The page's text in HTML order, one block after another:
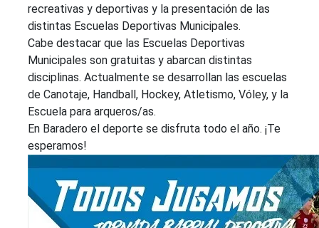
recreativas y deportivas y la presentación de las
distintas Escuelas Deportivas Municipales.
Cabe destacar que las Escuelas Deportivas
Municipales son gratuitas y abarcan distintas
disciplinas. Actualmente se desarrollan las escuelas
de Canotaje, Handball, Hockey, Atletismo, Vóley, y la
Escuela para arqueros/as.
En Baradero el deporte se disfruta todo el año. ¡Te
esperamos!